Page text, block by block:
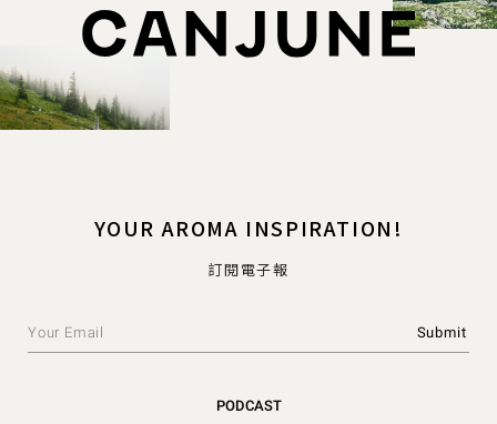
YOUR AROMA INSPIRATION!
訂閱電子報
PODCAST